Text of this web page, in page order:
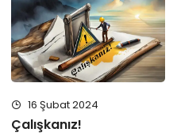
16 Şubat 2024
Çalışkanız!